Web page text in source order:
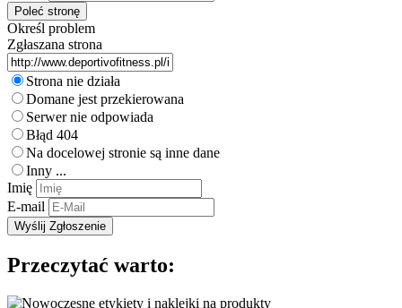
Określ problem
Zgłaszana strona
Strona nie działa
Domane jest przekierowana
Serwer nie odpowiada
Błąd 404
Na docelowej stronie są inne dane
Inny ...
Imię
E-mail
Przeczytać warto: